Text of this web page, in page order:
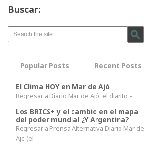
Buscar:
Popular Posts Recent Posts
El Clima HOY en Mar de Ajó
Regresar a Diario Mar de Ajó, el diarito –
Los BRICS+ y el cambio en el mapa
del poder mundial ¿Y Argentina?
Regresar a Prensa Alternativa Diario Mar de
Ajo (el